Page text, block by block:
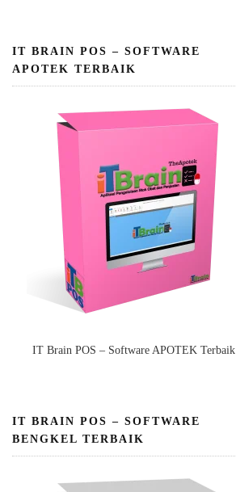
IT BRAIN POS – SOFTWARE
APOTEK TERBAIK
IT Brain POS – Software APOTEK Terbaik
IT BRAIN POS – SOFTWARE
BENGKEL TERBAIK